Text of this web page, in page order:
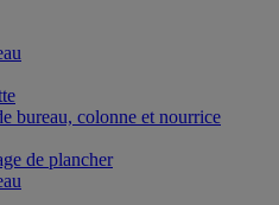
bureau, colonne et nourrice
de plancher